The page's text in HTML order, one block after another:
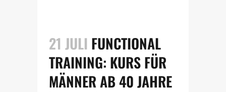
21 JULI FUNCTIONAL
TRAINING: KURS FÜR
MÄNNER AB 40 JAHRE